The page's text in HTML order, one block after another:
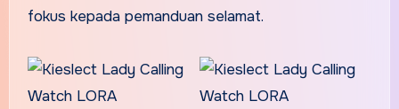
fokus kepada pemanduan selamat.